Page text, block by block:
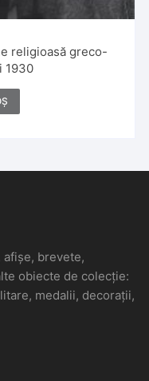
religioasă greco-
1930
brevete,
obiecte de colecție:
medalii, decorații,